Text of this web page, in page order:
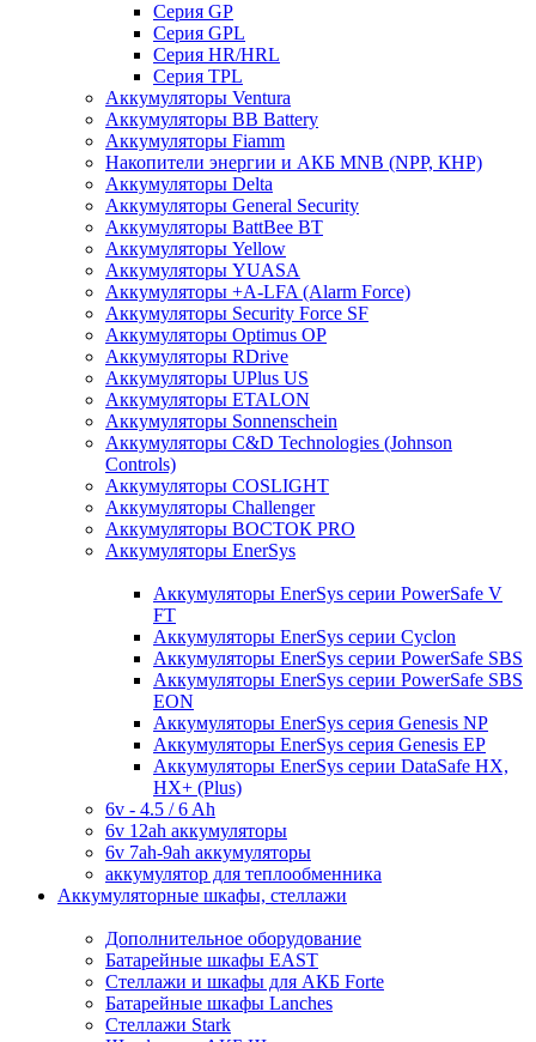
Cерия GP
Серия GPL
Серия HR/HRL
Серия TPL
Аккумуляторы Ventura
Аккумуляторы BB Battery
Аккумуляторы Fiamm
Накопители энергии и АКБ MNB (NPP, КНР)
Аккумуляторы Delta
Аккумуляторы General Security
Аккумуляторы BattBee BT
Аккумуляторы Yellow
Аккумуляторы YUASA
Аккумуляторы +A-LFA (Alarm Force)
Аккумуляторы Security Force SF
Аккумуляторы Optimus OP
Аккумуляторы RDrive
Аккумуляторы UPlus US
Аккумуляторы ETALON
Аккумуляторы Sonnenschein
Аккумуляторы С&D Technologies (Johnson
Controls)
Аккумуляторы COSLIGHT
Аккумуляторы Challenger
Аккумуляторы ВОСТОК PRO
Аккумуляторы EnerSys
Аккумуляторы EnerSys серии PowerSafe V
FT
Аккумуляторы EnerSys серии Cyclon
Аккумуляторы EnerSys серии PowerSafe SBS
Аккумуляторы EnerSys серии PowerSafe SBS
EON
Аккумуляторы EnerSys серия Genesis NP
Аккумуляторы EnerSys серия Genesis EP
Аккумуляторы EnerSys серии DataSafe HX,
HX+ (Plus)
6v - 4.5 / 6 Ah
6v 12ah аккумуляторы
6v 7ah-9ah аккумуляторы
аккумулятор для теплообменника
Аккумуляторные шкафы, стеллажи
Дополнительное оборудование
Батарейные шкафы EAST
Стеллажи и шкафы для АКБ Forte
Батарейные шкафы Lanches
Стеллажи Stark